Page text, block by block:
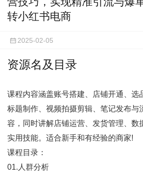
转小红书电商
2025-02-05
资源名及目录
课程内容涵盖账号搭建、店铺开通、选
标题制作、视频拍摄剪辑、笔记发布与
容，同时讲解店铺运营、发货管理、数
实用技能。适合新手和有经验的商家!
课程目录：
01.人群分析